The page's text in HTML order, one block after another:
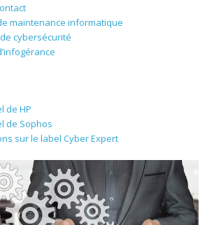
maintenance informatique
cybersécurité
de HP
de Sophos
sur le label Cyber Expert